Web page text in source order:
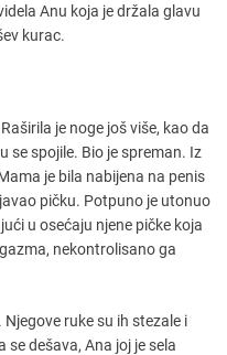
Anu koja je držala glavu
kurac.
je noge još više, kao da
se spojile. Bio je spreman. Iz
je bila nabijena na penis
pičku. Potpuno je utonuo
u osećaju njene pičke koja
nekontrolisano ga
ruke su ih stezale i
se dešava, Ana joj je sela